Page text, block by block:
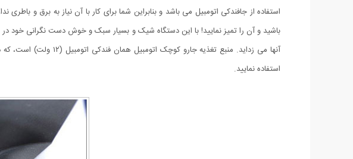
استفاده از جافندکی اتومبیل می باشد و بنابراین شما برای کار با آن نیاز به برق و
باشید و آن را تمیز نمایید! با این دستگاه شیک و بسیار سبک و خوش دست نگرانی خود
آنها می زداید. منبع
استفاده نمایید.